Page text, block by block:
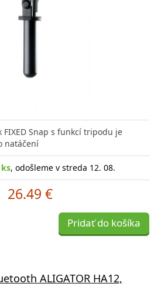
FIXED Snap s funkcí tripodu je
natáčení
, odošleme v streda 12. 08.
26.49 €
Pridať do košíka
ALIGATOR HA12,